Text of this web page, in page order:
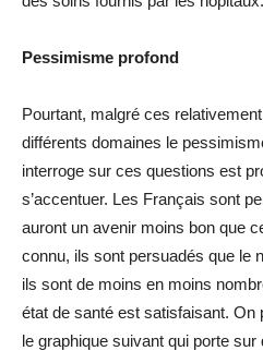
Pessimisme profond
Pourtant, malgré ces
différents domaines le
interroge sur ces questions est
s’accentuer. Les Français sont
auront un avenir moins bon que
connu, ils sont persuadés que le
ils sont de moins en moins
état de santé est satisfaisant. On
le graphique suivant qui porte sur